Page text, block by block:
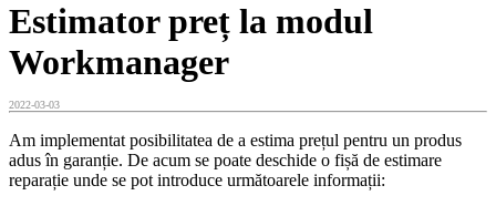
Estimator preț la modul
Workmanager
2022-03-03
Am implementat posibilitatea de a estima prețul pentru un produs
adus în garanție. De acum se poate deschide o fișă de estimare
reparație unde se pot introduce următoarele informații: